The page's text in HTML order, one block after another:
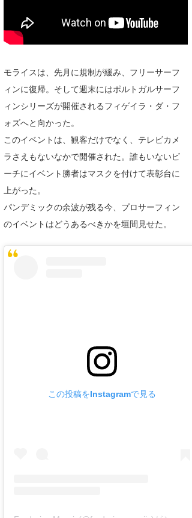
モライスは、先月に規制が緩み、フリーサーフ
ィンに復帰。そして週末にはポルトガルサーフ
ィンシリーズが開催されるフィゲイラ・ダ・フ
ォズへと向かった。
このイベントは、観客だけでなく、テレビカメ
ラさえもないなかで開催された。誰もいないビ
ーチにイベント勝者はマスクを付けて表彰台に
上がった。
パンデミックの余波が残る今、プロサーフィン
のイベントはどうあるべきかを垣間見せた。
この投稿をInstagramで見る
ハンマー
まっきー
三輪予報士
小川予報士
上田純子
上條将美
唐澤予報士
SancheZ
Romisea